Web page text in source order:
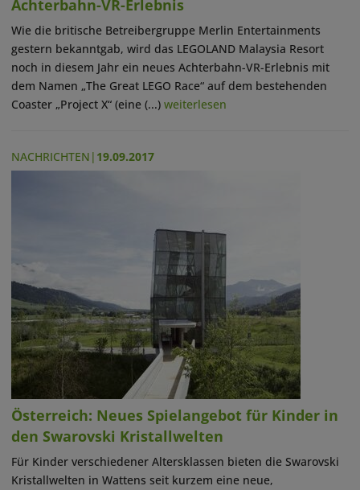
Achterbahn-VR-Erlebnis
Wie die britische Betreibergruppe Merlin Entertainments
gestern bekanntgab, wird das LEGOLAND Malaysia Resort
noch in diesem Jahr ein neues Achterbahn-VR-Erlebnis mit
dem Namen „The Great LEGO Race“ auf dem bestehenden
Coaster „Project X“ (eine (...) weiterlesen
NACHRICHTEN | 19.09.2017
Österreich: Neues Spielangebot für Kinder in
den Swarovski Kristallwelten
Für Kinder verschiedener Altersklassen bieten die Swarovski
Kristallwelten in Wattens seit kurzem eine neue,